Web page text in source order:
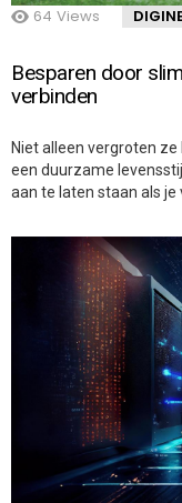
64 Views
Besparen door
verbinden
Niet alleen vergroten
een duurzame
aan te laten staan als je